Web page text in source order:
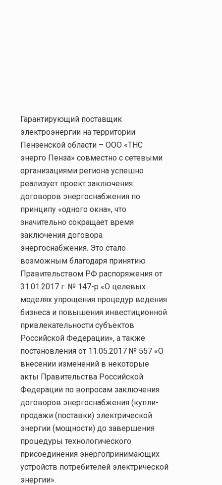
Гарантирующий поставщик
электроэнергии на территории
Пензенской области – ООО «ТНС
энерго Пенза» совместно с сетевыми
организациями региона успешно
реализует проект заключения
договоров энергоснабжения по
принципу «одного окна», что
значительно сокращает время
заключения договора
энергоснабжения. Это стало
возможным благодаря принятию
Правительством РФ распоряжения от
31.01.2017 г. № 147-р «О целевых
моделях упрощения процедур ведения
бизнеса и повышения инвестиционной
привлекательности субъектов
Российской Федерации», а также
постановления от 11.05.2017 № 557 «О
внесении изменений в некоторые
акты Правительства Российской
Федерации по вопросам заключения
договоров энергоснабжения (купли-
продажи (поставки) электрической
энергии (мощности) до завершения
процедуры технологического
присоединения энергопринимающих
устройств потребителей электрической
энергии».